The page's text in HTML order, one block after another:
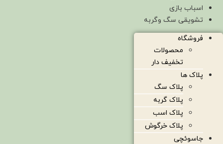
اسباب بازی
تشویقی سگ وگربه
فروشگاه
محصولات
تخفیف دار
پلاک ها
پلاک سگ
پلاک گربه
پلاک اسب
پلاک خرگوش
جاسوئچی